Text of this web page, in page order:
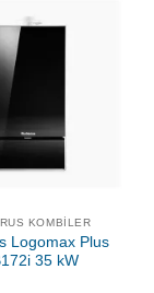
KOMBILER
Logomax Plus
35 kW